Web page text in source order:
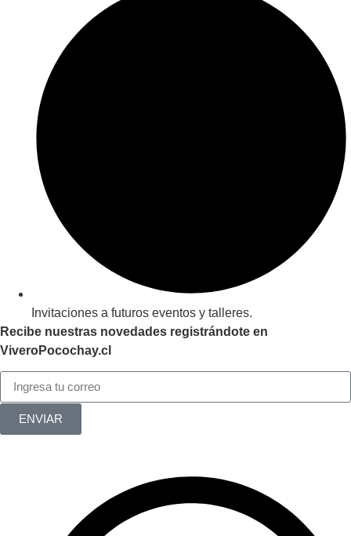
Invitaciones a futuros eventos y talleres.
Recibe nuestras novedades registrándote en
ViveroPocochay.cl
ENVIAR